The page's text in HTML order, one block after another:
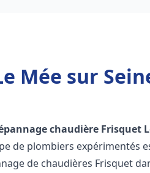
Mée sur
chaudière Frisquet
de plombiers expérimentés
de chaudières Frisquet